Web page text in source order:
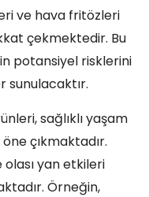
ve hava fritözleri
çekmektedir. Bu
potansiyel risklerini
sunulacaktır.
sağlıklı yaşam
çıkmaktadır.
yan etkileri
Örneğin,